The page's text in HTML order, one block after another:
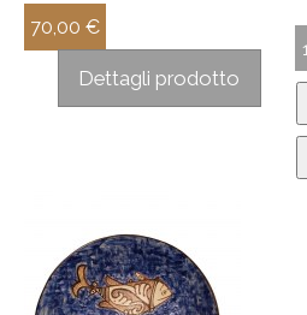
70,00 €
Dettagli prodotto